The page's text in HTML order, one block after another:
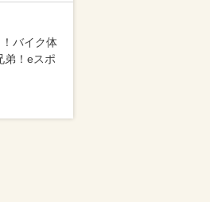
バイク体
弟！eスポ